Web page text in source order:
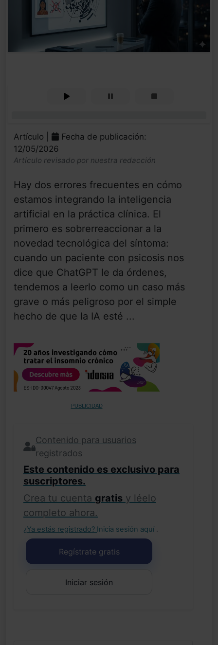
Artículo |
Fecha de publicación:
12/05/2026
Artículo revisado por nuestra redacción
Hay dos errores frecuentes en cómo
estamos integrando la inteligencia
artificial en la práctica clínica. El
primero es sobrerreaccionar a la
novedad tecnológica del síntoma:
cuando un paciente con psicosis nos
dice que ChatGPT le da órdenes,
tendemos a leerlo como un caso más
grave o más peligroso por el simple
hecho de que la IA esté ...
PUBLICIDAD
Contenido para usuarios
registrados
Este contenido es exclusivo para
suscriptores.
Crea tu cuenta gratis y léelo
completo ahora.
¿Ya estás registrado? Inicia sesión aquí .
Regístrate gratis
Iniciar sesión